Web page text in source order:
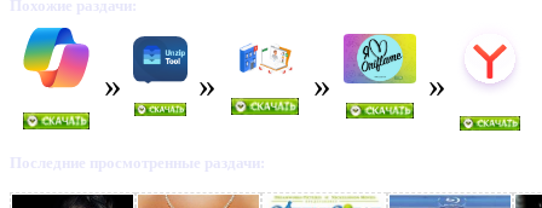
Похожие раздачи:
Последние просмотренные раздачи: